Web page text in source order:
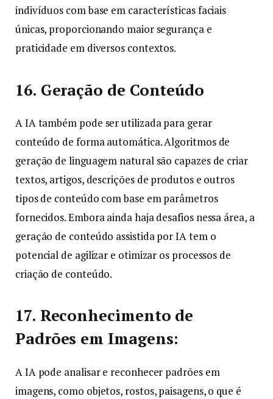
indivíduos com base em características faciais
únicas, proporcionando maior segurança e
praticidade em diversos contextos.
16. Geração de Conteúdo
A IA também pode ser utilizada para gerar
conteúdo de forma automática. Algoritmos de
geração de linguagem natural são capazes de criar
textos, artigos, descrições de produtos e outros
tipos de conteúdo com base em parâmetros
fornecidos. Embora ainda haja desafios nessa área, a
geração de conteúdo assistida por IA tem o
potencial de agilizar e otimizar os processos de
criação de conteúdo.
17. Reconhecimento de
Padrões em Imagens:
A IA pode analisar e reconhecer padrões em
imagens, como objetos, rostos, paisagens, o que é